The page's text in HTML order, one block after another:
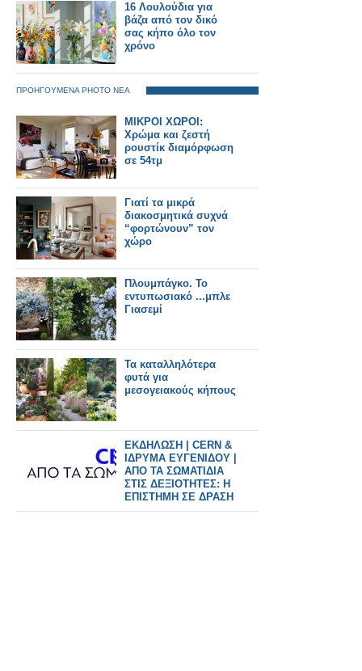
16 Λουλούδια για
βάζα από τον δικό
σας κήπο όλο τον
χρόνο
ΠΡΟΗΓΟΥΜΕΝΑ PHOTO ΝΕΑ
ΜΙΚΡΟΙ ΧΩΡΟΙ:
Χρώμα και ζεστή
ρουστίκ διαμόρφωση
σε 54τμ
Γιατί τα μικρά
διακοσμητικά συχνά
“φορτώνουν” τον
χώρο
Πλουμπάγκο. Το
εντυπωσιακό ...μπλε
Γιασεμί
Τα καταλληλότερα
φυτά για
μεσογειακούς κήπους
ΕΚΔΗΛΩΣΗ | CERN &
ΙΔΡΥΜΑ ΕΥΓΕΝΙΔΟΥ |
ΑΠΟ ΤΑ ΣΩΜΑΤΙΔΙΑ
ΣΤΙΣ ΔΕΞΙΟΤΗΤΕΣ: Η
ΕΠΙΣΤΗΜΗ ΣΕ ΔΡΑΣΗ